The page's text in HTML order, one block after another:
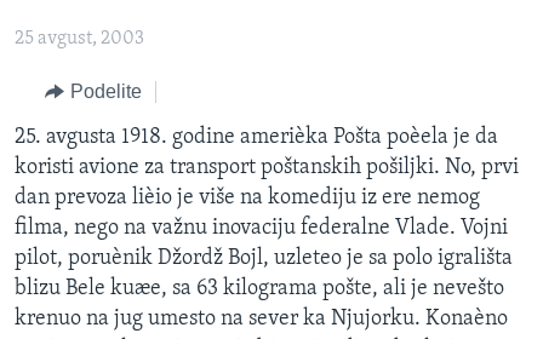
Idi
pretragu
GLOBALNE TEME
EKONOMIJA
NAUKA I TEHNOLOGIJA
KULTURA
DRUŠTVO
SPORT
IZ AMERIKE
Learning English
PRATITE NAS
Jezici
25 avgust, 2003
Podelite
25. avgusta 1918. godine amerièka Pošta poèela je da
koristi avione za transport poštanskih pošiljki. No, prvi
dan prevoza lièio je više na komediju iz ere nemog
filma, nego na važnu inovaciju federalne Vlade. Vojni
pilot, poruènik Džordž Bojl, uzleteo je sa polo igrališta
blizu Bele kuæe, sa 63 kilograma pošte, ali je nevešto
krenuo na jug umesto na sever ka Njujorku. Konaèno